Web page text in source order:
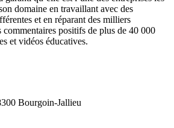
domaine en travaillant avec des
et en réparant des milliers
commentaires positifs de plus de 40 000
et vidéos éducatives.
Bourgoin-Jallieu